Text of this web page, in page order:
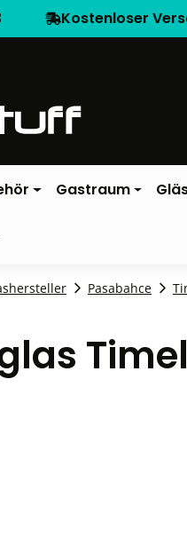
Kostenloser
Gastraum
Pasabahce